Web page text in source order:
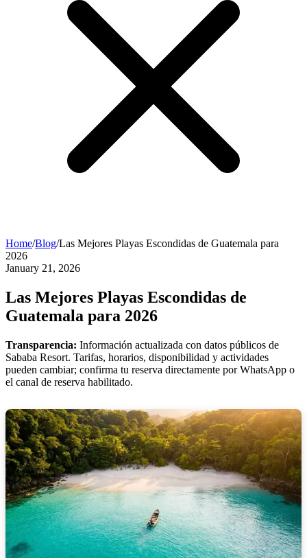
Home/Blog/Las Mejores Playas Escondidas de Guatemala para
2026
January 21, 2026
Las Mejores Playas Escondidas de
Guatemala para 2026
Transparencia: Información actualizada con datos públicos de
Sababa Resort. Tarifas, horarios, disponibilidad y actividades
pueden cambiar; confirma tu reserva directamente por WhatsApp o
el canal de reserva habilitado.